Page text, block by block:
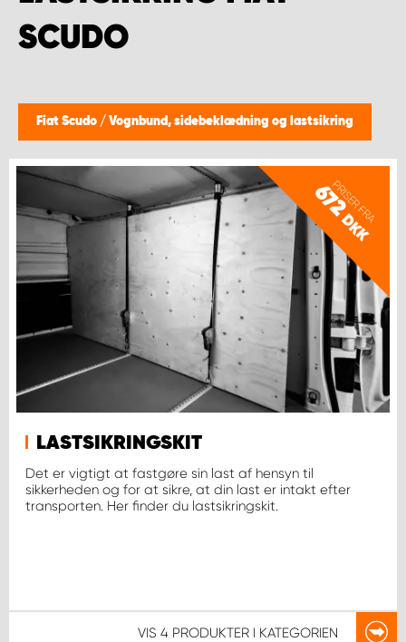
SCUDO
Fiat Scudo / Vognbund, sidebeklædning og lastsikring
PRISER FRA
672
DKK
LASTSIKRINGSKIT
Det er vigtigt at fastgøre sin last af hensyn til
sikkerheden og for at sikre, at din last er intakt efter
transporten. Her finder du lastsikringskit.
VIS 4 PRODUKTER I KATEGORIEN